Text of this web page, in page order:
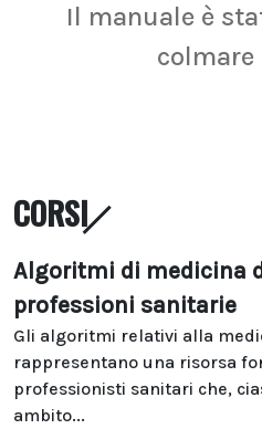
Il manuale è
colmare
CORSI
Algoritmi di medicina
professioni sanitarie
Gli algoritmi relativi alla
rappresentano una risorsa
professionisti sanitari che,
ambito...